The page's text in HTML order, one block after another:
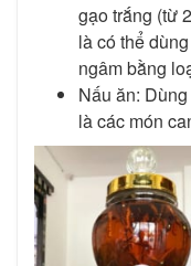
gạo trắng (từ
là có thể
ngâm bằng
Nấu ăn:
là các món